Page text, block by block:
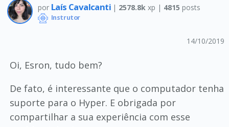
por Laís Cavalcanti | 2578.8k xp | 4815 posts
Instrutor
14/10/2019
Oi, Esron, tudo bem?
De fato, é interessante que o computador tenha
suporte para o Hyper. E obrigada por
compartilhar a sua experiência com esse